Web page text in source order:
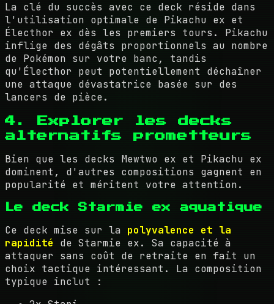
La clé du succès avec ce deck réside dans
l'utilisation optimale de Pikachu ex et
Électhor ex dès les premiers tours. Pikachu
inflige des dégâts proportionnels au nombre
de Pokémon sur votre banc, tandis
qu'Électhor peut potentiellement déchaîner
une attaque dévastatrice basée sur des
lancers de pièce.
4. Explorer les decks
alternatifs prometteurs
Bien que les decks Mewtwo ex et Pikachu ex
dominent, d'autres compositions gagnent en
popularité et méritent votre attention.
Le deck Starmie ex aquatique
Ce deck mise sur la polyvalence et la
rapidité de Starmie ex. Sa capacité à
attaquer sans coût de retraite en fait un
choix tactique intéressant. La composition
typique inclut :